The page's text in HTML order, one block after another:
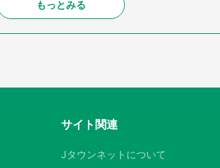
もっとみる
サイト関連
Jタウンネットについて